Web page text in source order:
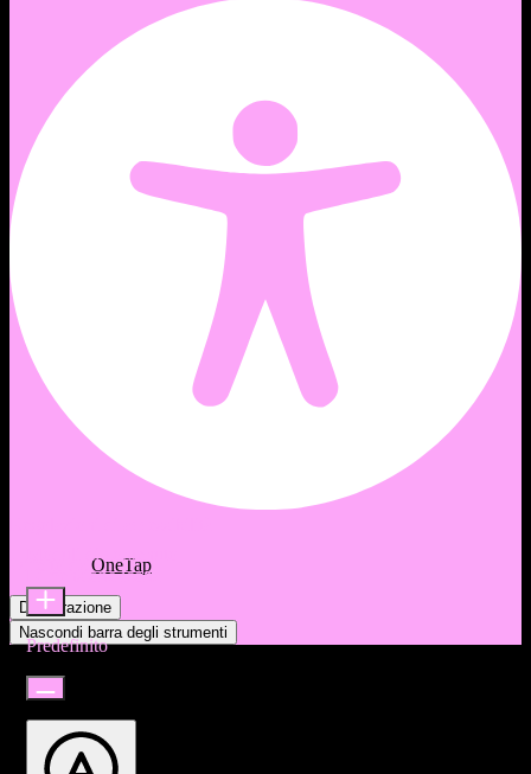
OneTap
Dichiarazione
Nascondi barra degli strumenti
Moduli di contenuto
Dimensione icona
Predefinito